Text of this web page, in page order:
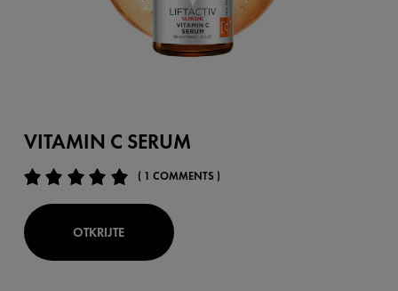
VITAMIN C SERUM
( 1 COMMENTS )
OTKRIJTE